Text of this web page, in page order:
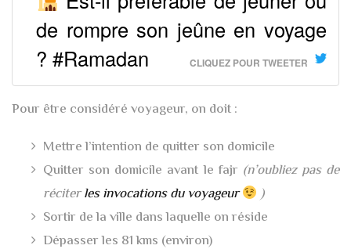
de rompre son jeûne en voyage
? #Ramadan
CLIQUEZ POUR TWEETER
Pour être considéré voyageur, on doit :
Mettre l’intention de quitter son domicile
Quitter son domicile avant le fajr (n’oubliez pas de
réciterles invocations du voyageur
)
Sortir de la ville dans laquelle on réside
Dépasser les 81 kms (environ)